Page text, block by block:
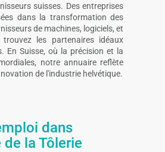
suisses. Des entreprises
dans la transformation des
de machines, logiciels, et
trouvez les partenaires idéaux
En Suisse, où la précision et la
notre annuaire reflète
de l'industrie helvétique.
dans
de la Tôlerie